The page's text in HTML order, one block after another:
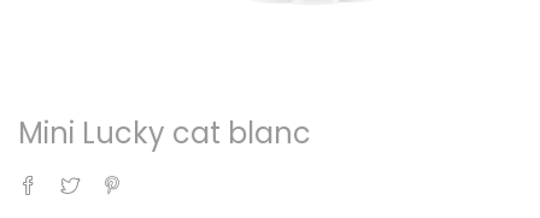
Mini Lucky cat blanc
Partager
Tweet